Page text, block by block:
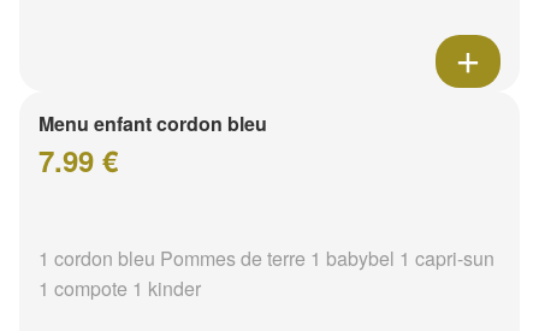
Menu enfant cordon bleu
7.99 €
1 cordon bleu Pommes de terre 1 babybel 1 capri-sun
1 compote 1 kinder